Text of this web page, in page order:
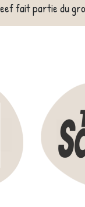
fait partie du